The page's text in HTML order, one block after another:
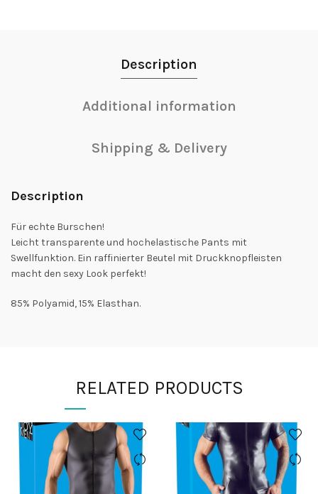
Description
Additional information
Shipping & Delivery
Description
Für echte Burschen!
Leicht transparente und hochelastische Pants mit
Swellfunktion. Ein raffinierter Beutel mit Druckknopfleisten
macht den sexy Look perfekt!
85% Polyamid, 15% Elasthan.
RELATED PRODUCTS